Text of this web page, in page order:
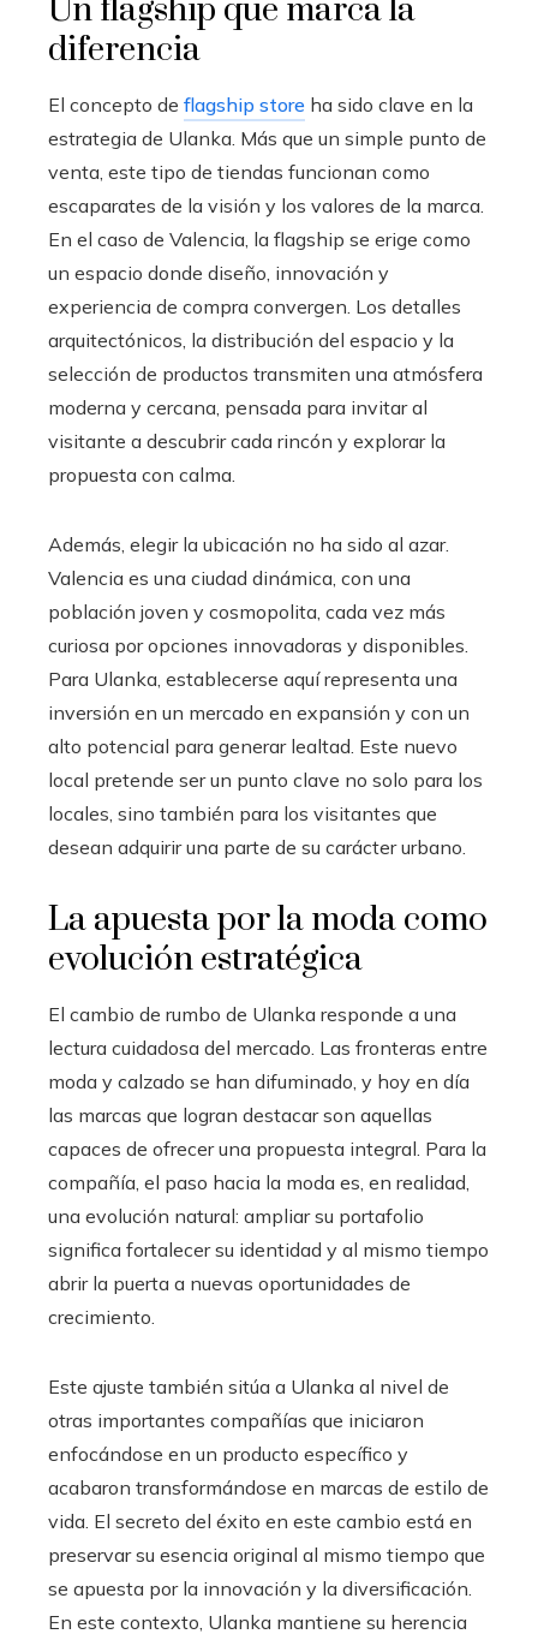
Un flagship que marca la
diferencia
El concepto de flagship store ha sido clave en la
estrategia de Ulanka. Más que un simple punto de
venta, este tipo de tiendas funcionan como
escaparates de la visión y los valores de la marca.
En el caso de Valencia, la flagship se erige como
un espacio donde diseño, innovación y
experiencia de compra convergen. Los detalles
arquitectónicos, la distribución del espacio y la
selección de productos transmiten una atmósfera
moderna y cercana, pensada para invitar al
visitante a descubrir cada rincón y explorar la
propuesta con calma.
Además, elegir la ubicación no ha sido al azar.
Valencia es una ciudad dinámica, con una
población joven y cosmopolita, cada vez más
curiosa por opciones innovadoras y disponibles.
Para Ulanka, establecerse aquí representa una
inversión en un mercado en expansión y con un
alto potencial para generar lealtad. Este nuevo
local pretende ser un punto clave no solo para los
locales, sino también para los visitantes que
desean adquirir una parte de su carácter urbano.
La apuesta por la moda como
evolución estratégica
El cambio de rumbo de Ulanka responde a una
lectura cuidadosa del mercado. Las fronteras entre
moda y calzado se han difuminado, y hoy en día
las marcas que logran destacar son aquellas
capaces de ofrecer una propuesta integral. Para la
compañía, el paso hacia la moda es, en realidad,
una evolución natural: ampliar su portafolio
significa fortalecer su identidad y al mismo tiempo
abrir la puerta a nuevas oportunidades de
crecimiento.
Este ajuste también sitúa a Ulanka al nivel de
otras importantes compañías que iniciaron
enfocándose en un producto específico y
acabaron transformándose en marcas de estilo de
vida. El secreto del éxito en este cambio está en
preservar su esencia original al mismo tiempo que
se apuesta por la innovación y la diversificación.
En este contexto, Ulanka mantiene su herencia